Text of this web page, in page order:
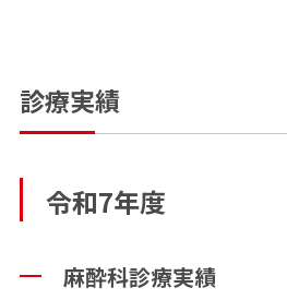
診療実績
令和7年度
麻酔科診療実績